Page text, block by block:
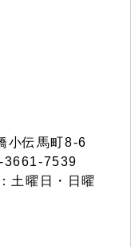
小伝馬町8-6
3661-7539
土曜日・日曜